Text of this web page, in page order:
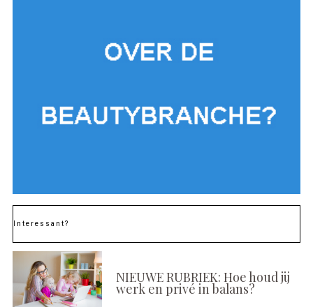
Interessant?
NIEUWE RUBRIEK: Hoe houd jij
werk en privé in balans?